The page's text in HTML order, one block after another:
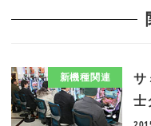
新機種関連
サ
士